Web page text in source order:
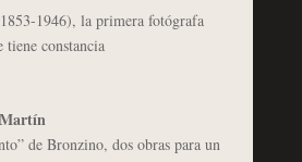
1946), la primera fotógrafa
tiene constancia
de Bronzino, dos obras para un